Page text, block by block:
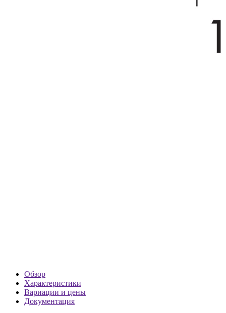
Обзор
Характеристики
Вариации и цены
Документация